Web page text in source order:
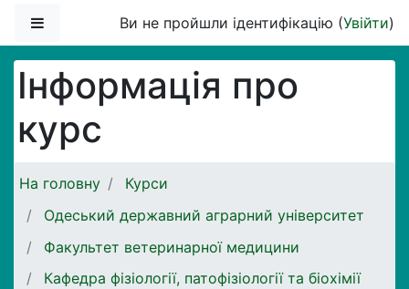
Бокова панельВи не пройшли ідентифікацію (Увійти)
Інформація про
курс
На головну
Курси
Одеський державний аграрний університет
Факультет ветеринарної медицини
Кафедра фізіології, патофізіології та біохімії